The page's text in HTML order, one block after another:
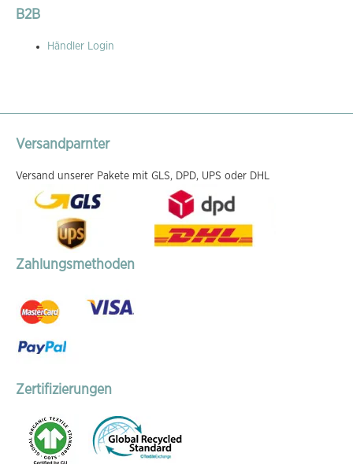
B2B
Händler Login
Versandparnter
Versand unserer Pakete mit GLS, DPD, UPS oder DHL
Zahlungsmethoden
Zertifizierungen